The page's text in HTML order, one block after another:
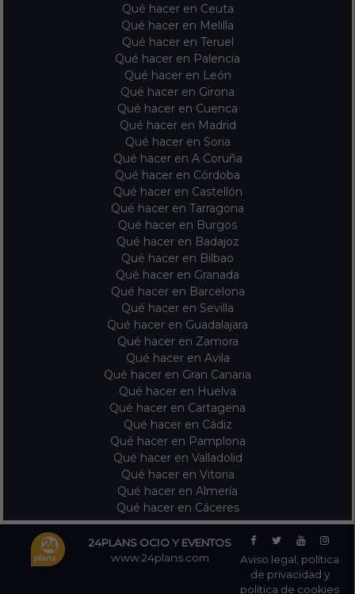
Qué hacer en Ceuta
Qué hacer en Melilla
Qué hacer en Teruel
Qué hacer en Palencia
Qué hacer en León
Qué hacer en Girona
Qué hacer en Cuenca
Qué hacer en Madrid
Qué hacer en Soria
Qué hacer en A Coruña
Qué hacer en Córdoba
Qué hacer en Castellón
Qué hacer en Tarragona
Qué hacer en Burgos
Qué hacer en Badajoz
Qué hacer en Bilbao
Qué hacer en Granada
Qué hacer en Barcelona
Qué hacer en Sevilla
Qué hacer en Guadalajara
Qué hacer en Zamora
Qué hacer en Avila
Qué hacer en Gran Canaria
Qué hacer en Huelva
Qué hacer en Cartagena
Qué hacer en Cádiz
Qué hacer en Pamplona
Qué hacer en Valladolid
Qué hacer en Vitoria
Qué hacer en Almería
Qué hacer en Cáceres
24PLANS OCIO Y EVENTOS
www.24plans.com
Aviso legal, política
de privacidad y
política de cookies